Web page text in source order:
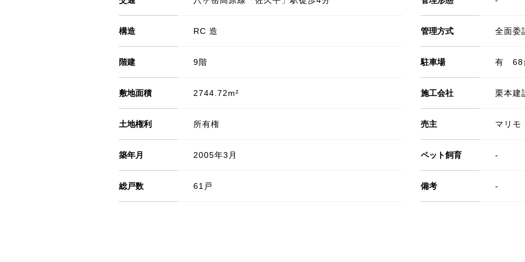
構造 RC 造
階建 9階
敷地面積 2744.72m²
土地権利 所有権
築年月 2005年3月
総戸数 61戸
管理方式 全面委
駐車場 有 68
施工会社 栗本建
売主 マリモ
ペット飼育 -
備考 -